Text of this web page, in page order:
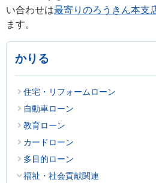
い合わせは最寄りのろうきん本支
ます。
かりる
住宅・リフォームローン
自動車ローン
教育ローン
カードローン
多目的ローン
福祉・社会貢献関連